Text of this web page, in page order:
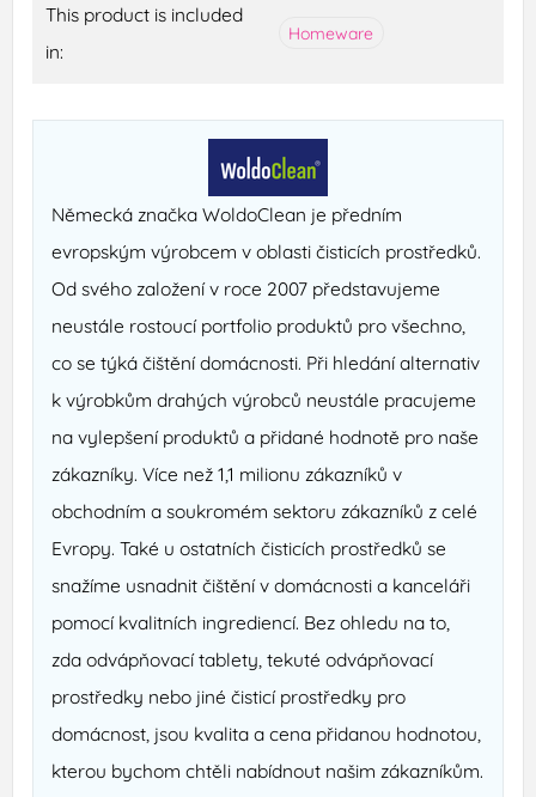
This product is included
in:
Homeware
Německá značka WoldoClean je předním
evropským výrobcem v oblasti čisticích prostředků.
Od svého založení v roce 2007 představujeme
neustále rostoucí portfolio produktů pro všechno,
co se týká čištění domácnosti. Při hledání alternativ
k výrobkům drahých výrobců neustále pracujeme
na vylepšení produktů a přidané hodnotě pro naše
zákazníky. Více než 1,1 milionu zákazníků v
obchodním a soukromém sektoru zákazníků z celé
Evropy. Také u ostatních čisticích prostředků se
snažíme usnadnit čištění v domácnosti a kanceláři
pomocí kvalitních ingrediencí. Bez ohledu na to,
zda odvápňovací tablety, tekuté odvápňovací
prostředky nebo jiné čisticí prostředky pro
domácnost, jsou kvalita a cena přidanou hodnotou,
kterou bychom chtěli nabídnout našim zákazníkům.